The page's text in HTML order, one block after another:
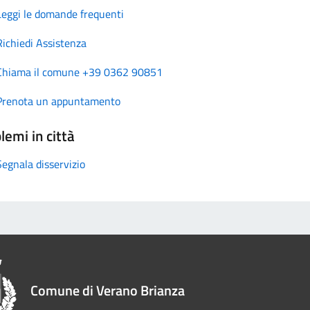
le domande frequenti
Assistenza
il comune +39 0362 90851
un appuntamento
in città
disservizio
Comune di Verano Brianza